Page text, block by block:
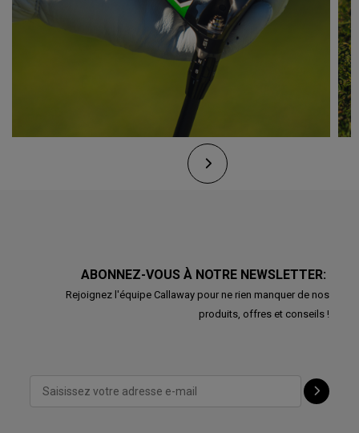
ABONNEZ-VOUS À NOTRE NEWSLETTER:
Rejoignez l'équipe Callaway pour ne rien manquer de nos
produits, offres et conseils !